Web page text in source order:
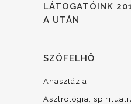
LÁTOGATÓINK
A UTÁN
SZÓFELHŐ
Anasztázia
Asztrológia,